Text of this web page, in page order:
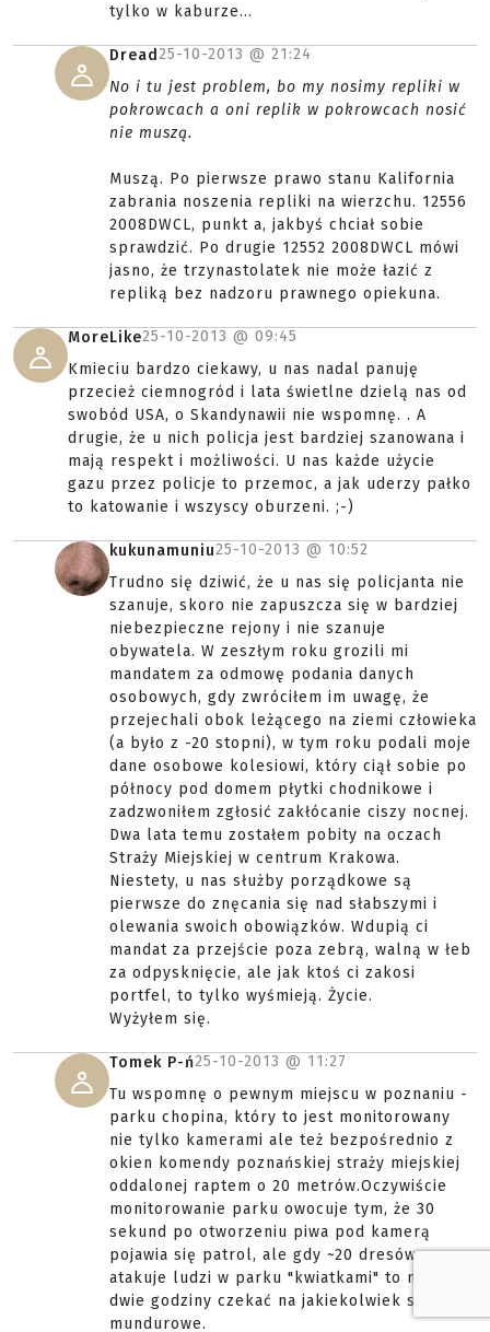
tylko w kaburze...
Dread25-10-2013 @ 21:24
No i tu jest problem, bo my nosimy repliki w
pokrowcach a oni replik w pokrowcach nosić
nie muszą.
Muszą. Po pierwsze prawo stanu Kalifornia
zabrania noszenia repliki na wierzchu. 12556
2008DWCL, punkt a, jakbyś chciał sobie
sprawdzić. Po drugie 12552 2008DWCL mówi
jasno, że trzynastolatek nie może łazić z
repliką bez nadzoru prawnego opiekuna.
MoreLike25-10-2013 @ 09:45
Kmieciu bardzo ciekawy, u nas nadal panuję
przecież ciemnogród i lata świetlne dzielą nas od
swobód USA, o Skandynawii nie wspomnę. . A
drugie, że u nich policja jest bardziej szanowana i
mają respekt i możliwości. U nas każde użycie
gazu przez policje to przemoc, a jak uderzy pałko
to katowanie i wszyscy oburzeni. ;-)
kukunamuniu25-10-2013 @ 10:52
Trudno się dziwić, że u nas się policjanta nie
szanuje, skoro nie zapuszcza się w bardziej
niebezpieczne rejony i nie szanuje
obywatela. W zeszłym roku grozili mi
mandatem za odmowę podania danych
osobowych, gdy zwróciłem im uwagę, że
przejechali obok leżącego na ziemi człowieka
(a było z -20 stopni), w tym roku podali moje
dane osobowe kolesiowi, który ciął sobie po
północy pod domem płytki chodnikowe i
zadzwoniłem zgłosić zakłócanie ciszy nocnej.
Dwa lata temu zostałem pobity na oczach
Straży Miejskiej w centrum Krakowa.
Niestety, u nas służby porządkowe są
pierwsze do znęcania się nad słabszymi i
olewania swoich obowiązków. Wdupią ci
mandat za przejście poza zebrą, walną w łeb
za odpysknięcie, ale jak ktoś ci zakosi
portfel, to tylko wyśmieją. Życie.
Wyżyłem się.
Tomek P-ń25-10-2013 @ 11:27
Tu wspomnę o pewnym miejscu w poznaniu -
parku chopina, który to jest monitorowany
nie tylko kamerami ale też bezpośrednio z
okien komendy poznańskiej straży miejskiej
oddalonej raptem o 20 metrów.Oczywiście
monitorowanie parku owocuje tym, że 30
sekund po otworzeniu piwa pod kamerą
pojawia się patrol, ale gdy ~20 dresów
atakuje ludzi w parku "kwiatkami" to można i
dwie godziny czekać na jakiekolwiek służby
mundurowe.